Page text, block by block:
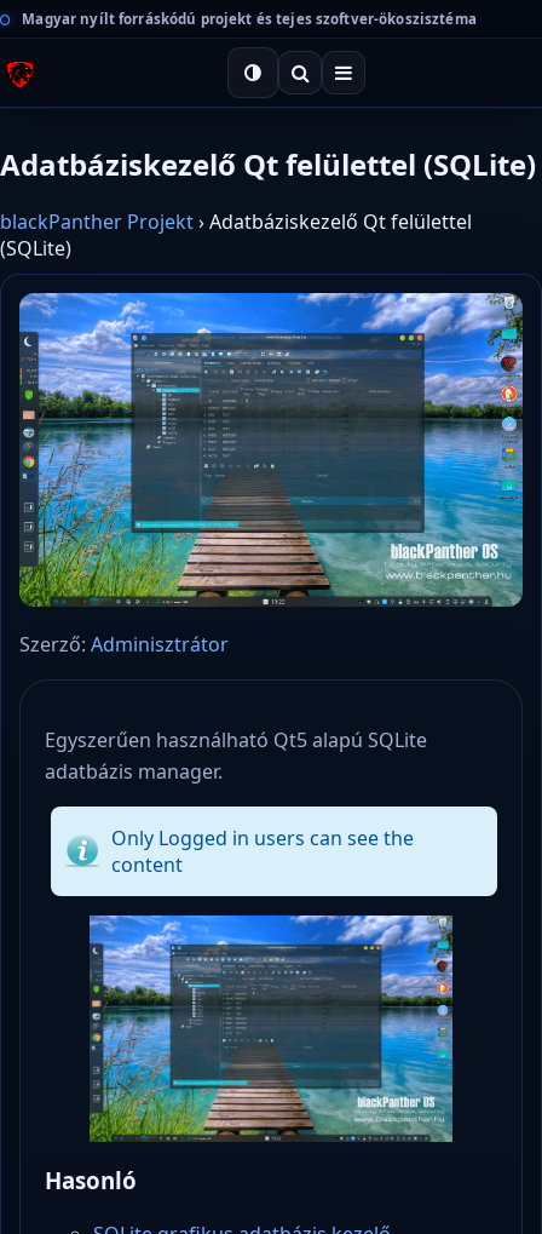
Magyar nyílt forráskódú projekt és tejes szoftver-ökoszisztéma
Adatbáziskezelő Qt felülettel (SQLite)
blackPanther Projekt›Adatbáziskezelő Qt felülettel
(SQLite)
Szerző: Adminisztrátor
Egyszerűen használható Qt5 alapú SQLite
adatbázis manager.
Only Logged in users can see the
content
Hasonló